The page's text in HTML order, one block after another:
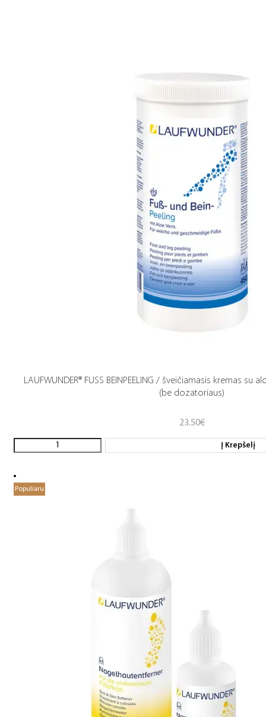
LAUFWUNDER® FUSS BEINPEELING / šveičiamasis kremas su
(be dozatoriaus)
23.50€
Į Krepšelį
Populiaru